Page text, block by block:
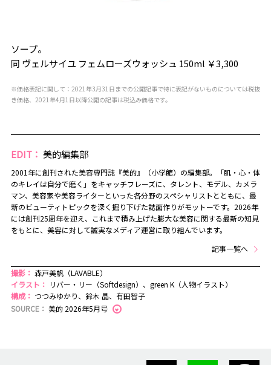
ソープ。
同 ヴェルサイユ フェムローズウォッシュ 150ml ￥3,300
※価格表記に関して：2021年3月31日までの公開記事で特に表記がないものについては税抜
き価格、2021年4月1日以降公開の記事は税込み価格です。
EDIT： 美的編集部
2001年に創刊された美容専門誌『美的』（小学館）の編集部。「肌・心・体
のキレイは自分で磨く」をキャッチフレーズに、タレント、モデル、カメラ
マン、美容家や美容ライターといった各分野のスペシャリストとともに、最
新のビューティトピックを深く掘り下げた誌面作りがモットーです。2026年
には創刊25周年を迎え、これまで積み上げた膨大な美容に関する最新の知見
をもとに、美容に対して誠実なメディア運営に取り組んでいます。
記事一覧へ
撮影： 森戸美帆（LAVABLE）
イラスト： リバー・リー（Softdesign）、green K（人物イラスト）
構成： つつみゆかり、鈴木 晶、有田智子
SOURCE： 美的 2026年5月号